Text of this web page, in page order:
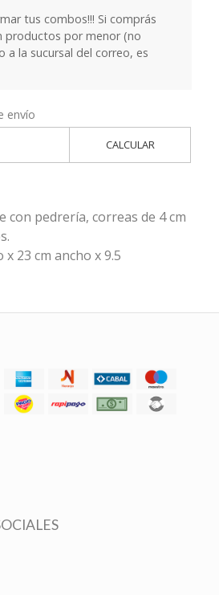
tus combos!!! Si comprás
productos por menor (no
a la sucursal del correo, es
envío
CALCULAR
con pedrería, correas de 4 cm
x 23 cm ancho x 9.5